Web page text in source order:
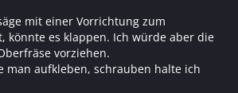
mit einer Vorrichtung zum
könnte es klappen. Ich würde aber die
vorziehen.
man aufkleben, schrauben halte ich